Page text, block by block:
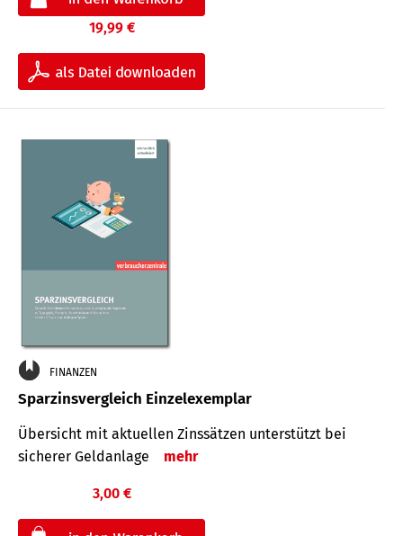
19,99 €
FINANZEN
Sparzinsvergleich Einzelexemplar
Übersicht mit aktuellen Zinssätzen unterstützt bei
sicherer Geldanlage
mehr
3,00 €